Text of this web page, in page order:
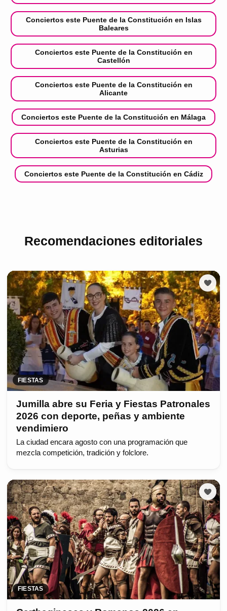
Conciertos este Puente de la Constitución en Islas
Baleares
Conciertos este Puente de la Constitución en
Castellón
Conciertos este Puente de la Constitución en
Alicante
Conciertos este Puente de la Constitución en Málaga
Conciertos este Puente de la Constitución en
Asturias
Conciertos este Puente de la Constitución en Cádiz
Recomendaciones editoriales
FIESTAS
Jumilla abre su Feria y Fiestas Patronales
2026 con deporte, peñas y ambiente
vendimiero
La ciudad encara agosto con una programación que
mezcla competición, tradición y folclore.
FIESTAS